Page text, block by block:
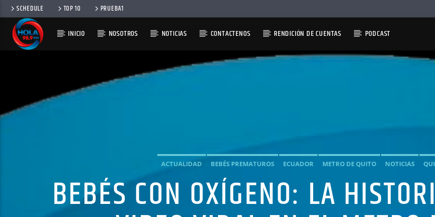
SCHEDULE TOP 10 PRUEBA1
INICIO NOSOTROS NOTICIAS CONTACTENOS RENDICIÓN DE CUENTAS PODCAST
ACTUALIDAD BEBÉS PREMATUROS ECUADOR METRO DE QUITO NOTICIAS
BEBÉS CON OXÍGENO: LA